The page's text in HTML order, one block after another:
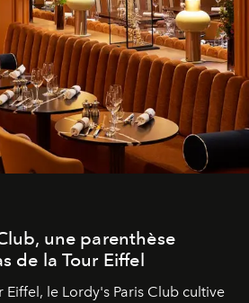
une parenthèse
de la Tour Eiffel
Eiffel, le Lordy's Paris Club cultive